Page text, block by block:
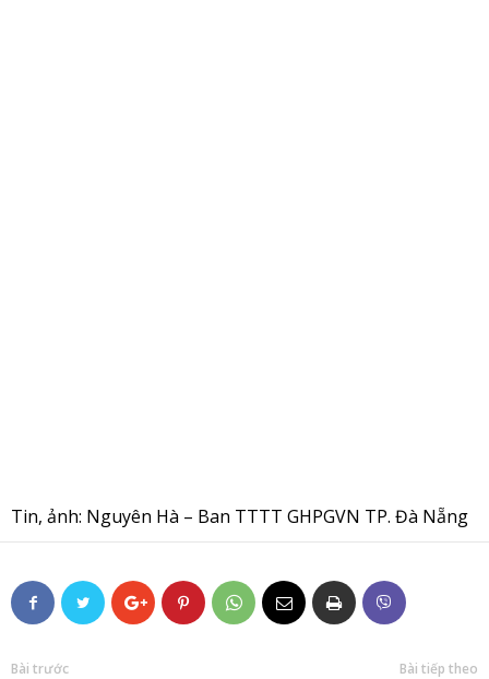
Tin, ảnh: Nguyên Hà – Ban TTTT GHPGVN TP. Đà Nẵng
Bài trước Bài tiếp theo